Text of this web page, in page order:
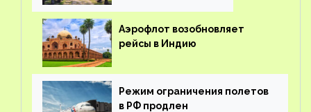
Аэрофлот возобновляет
рейсы в Индию
Режим ограничения полетов
в РФ продлен